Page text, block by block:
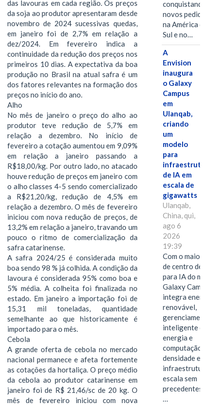
das lavouras em cada região. Os preços
da soja ao produtor apresentaram desde
novembro de 2024 sucessivas quedas,
em janeiro foi de 2,7% em relação a
dez/2024. Em fevereiro indica a
continuidade da redução dos preços nos
primeiros 10 dias. A expectativa da boa
produção no Brasil na atual safra é um
dos fatores relevantes na formação dos
preços no início do ano.
Alho
No mês de janeiro o preço do alho ao
produtor teve redução de 5,7% em
relação a dezembro. No início de
fevereiro a cotação aumentou em 9,09%
em relação a janeiro passando a
R$18,00/kg. Por outro lado, no atacado
houve redução de preços em janeiro com
o alho classes 4-5 sendo comercializado
a R$21,20/kg, redução de 4,5% em
relação a dezembro. O mês de fevereiro
iniciou com nova redução de preços, de
13,2% em relação a janeiro, travando um
pouco o ritmo de comercialização da
safra catarinense.
A safra 2024/25 é considerada muito
boa sendo 98 % já colhida. A condição da
lavoura é considerada 95% como boa e
5% média. A colheita foi finalizada no
estado. Em janeiro a importação foi de
15,31 mil toneladas, quantidade
semelhante ao que historicamente é
importado para o mês.
Cebola
A grande oferta de cebola no mercado
nacional permanece e afeta fortemente
as cotações da hortaliça. O preço médio
da cebola ao produtor catarinense em
janeiro foi de R$ 21,46/sc de 20 kg. O
mês de fevereiro iniciou com nova
conquistando
novos pedidos
na América do
Sul e no…
A
Envision
inaugura
o Galaxy
Campus
em
Ulanqab,
criando
um
modelo
para
infraestrutura
de IA em
escala de
gigawatts
Ulanqab,
China, qui,
ago 6
2026
19:39
Com o maior
de centro de
para IA do
Galaxy Campus
integra energia
renovável,
gerenciamento
inteligente de
energia e
computação de
densidade em
infraestrutura
escala sem
…